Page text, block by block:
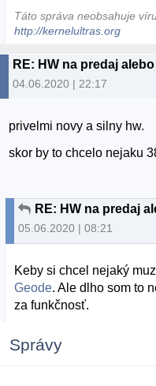
Táto správa neobsahuje
http://kernelultras.org
RE: HW na predaj
04.06.2020 | 22:17
privelmi novy a silny hw.
skor by to chcelo nejaku
05.06.2020 | 08:21
Keby si chcel nejaký
Geode. Ale dlho som to
za funkčnosť.
Správy